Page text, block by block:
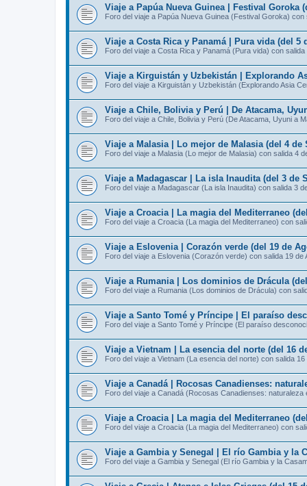
Viaje a Papúa Nueva Guinea | Festival Goroka
Foro del viaje a Papúa Nueva Guinea (Festival Goroka) con
Viaje a Costa Rica y Panamá | Pura vida (del 5
Foro del viaje a Costa Rica y Panamá (Pura vida) con salida
Viaje a Kirguistán y Uzbekistán | Explorando
Foro del viaje a Kirguistán y Uzbekistán (Explorando Asia
Viaje a Chile, Bolivia y Perú | De Atacama,
Foro del viaje a Chile, Bolivia y Perú (De Atacama, Uyuni a
Viaje a Malasia | Lo mejor de Malasia (del 4 de
Foro del viaje a Malasia (Lo mejor de Malasia) con salida 4
Viaje a Madagascar | La isla Inaudita (del 3 de
Foro del viaje a Madagascar (La isla Inaudita) con salida 3
Viaje a Croacia | La magia del Mediterraneo
Foro del viaje a Croacia (La magia del Mediterraneo) con
Viaje a Eslovenia | Corazón verde (del 19 de
Foro del viaje a Eslovenia (Corazón verde) con salida 19 de
Viaje a Rumania | Los dominios de Drácula
Foro del viaje a Rumania (Los dominios de Drácula) con
Viaje a Santo Tomé y Príncipe | El paraíso
Foro del viaje a Santo Tomé y Príncipe (El paraíso
Viaje a Vietnam | La esencia del norte (del 16
Foro del viaje a Vietnam (La esencia del norte) con salida 16
Viaje a Canadá | Rocosas Canadienses:
Foro del viaje a Canadá (Rocosas Canadienses: naturaleza
Viaje a Croacia | La magia del Mediterraneo
Foro del viaje a Croacia (La magia del Mediterraneo) con
Viaje a Gambia y Senegal | El río Gambia y la
Foro del viaje a Gambia y Senegal (El río Gambia y la